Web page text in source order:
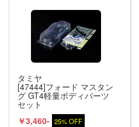
タミヤ
[47444]フォード マスタン
グ GT4軽量ボディパーツ
セット
￥3,460- 25% OFF